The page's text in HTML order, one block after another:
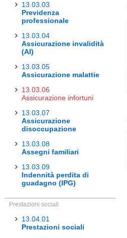
13.03.03
Previdenza
professionale
13.03.04
Assicurazione invalidità
(AI)
13.03.05
Assicurazione malattie
13.03.06
Assicurazione infortuni
13.03.07
Assicurazione
disoccupazione
13.03.08
Assegni familiari
13.03.09
Indennità perdita di
guadagno (IPG)
Prestazioni sociali
13.04.01
Prestazioni sociali